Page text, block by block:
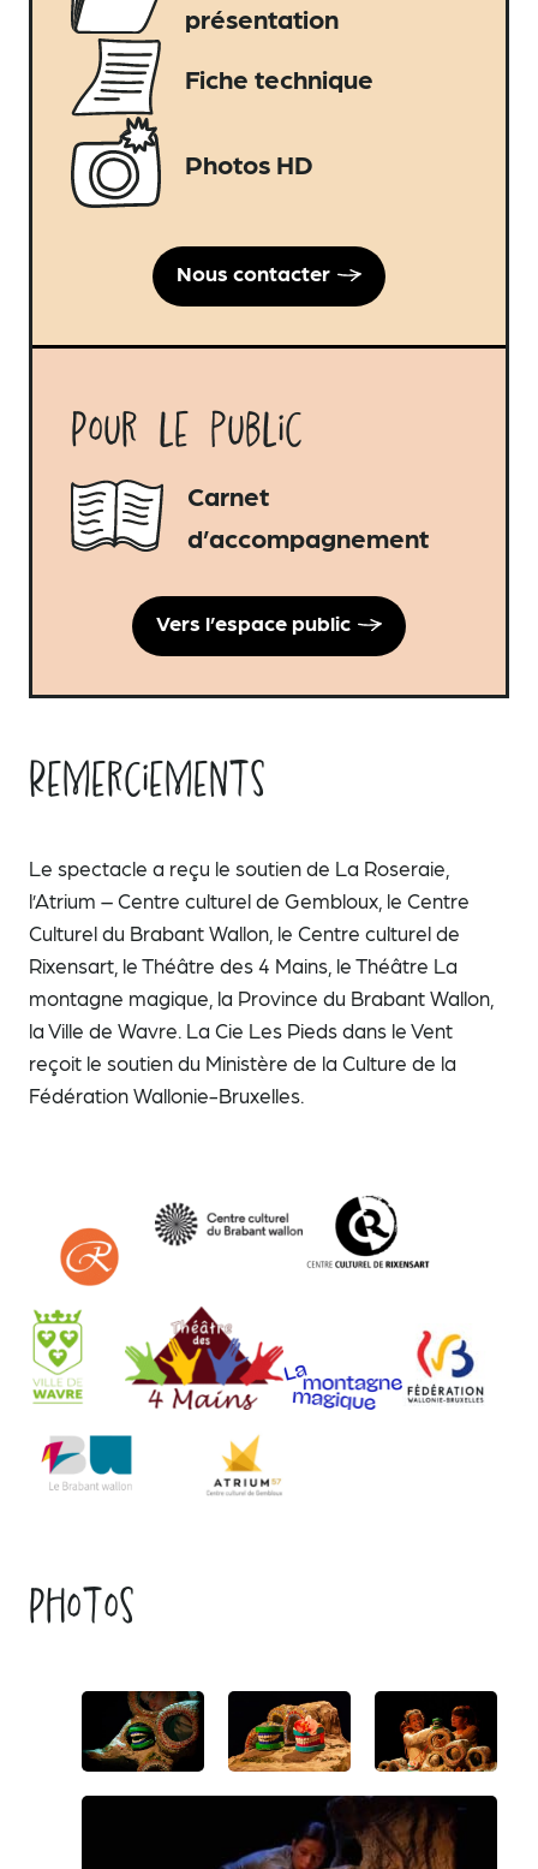
présentation
Fiche technique
Photos HD
Nous contacter
Pour le public
Carnet
d’accompagnement
Vers l’espace public
Remerciements
Le spectacle a reçu le soutien de La Roseraie,
l’Atrium – Centre culturel de Gembloux, le Centre
Culturel du Brabant Wallon, le Centre culturel de
Rixensart, le Théâtre des 4 Mains, le Théâtre La
montagne magique, la Province du Brabant Wallon,
la Ville de Wavre. La Cie Les Pieds dans le Vent
reçoit le soutien du Ministère de la Culture de la
Fédération Wallonie-Bruxelles.
Photos